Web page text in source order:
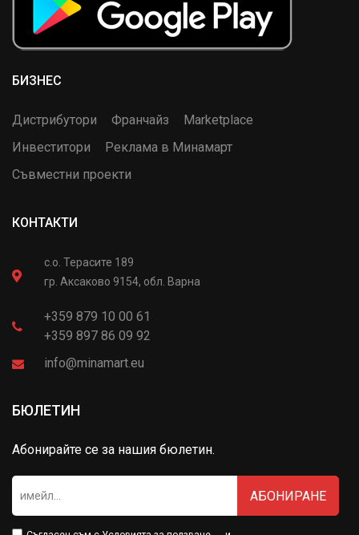
БИЗНЕС
Дистрибутори Франчайз
Marketplace
Инвеститори
Реклама в Минамарт
Съвместни проекти
КОНТАКТИ
с.о. Терасите 189
гр. Аксаково 9154, обл. Варна
+359 879 10 00 61
+359 897 86 09 92
info@minamart.eu
БЮЛЕТИН
Абонирайте се за нашия бюлетин.
АБОНИРАНЕ